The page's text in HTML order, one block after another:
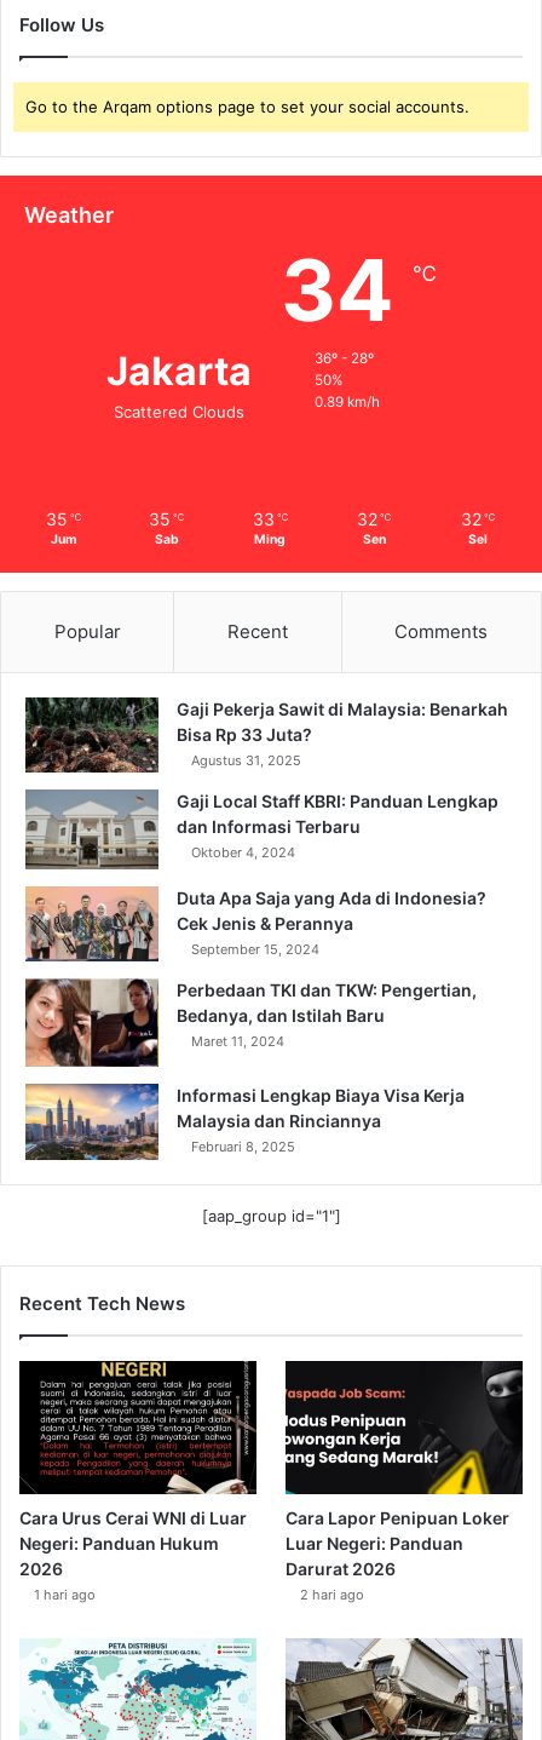
Follow Us
Go to the Arqam options page to set your social accounts.
Weather
Jakarta
Scattered Clouds
34 ℃
36º - 28º
50%
0.89 km/h
35 ℃
Jum
35 ℃
Sab
33 ℃
Ming
32 ℃
Sen
32 ℃
Sel
Popular Recent Comments
Gaji Pekerja Sawit di Malaysia: Benarkah
Bisa Rp 33 Juta?
Agustus 31, 2025
Gaji Local Staff KBRI: Panduan Lengkap
dan Informasi Terbaru
Oktober 4, 2024
Duta Apa Saja yang Ada di Indonesia?
Cek Jenis & Perannya
September 15, 2024
Perbedaan TKI dan TKW: Pengertian,
Bedanya, dan Istilah Baru
Maret 11, 2024
Informasi Lengkap Biaya Visa Kerja
Malaysia dan Rinciannya
Februari 8, 2025
[aap_group id="1"]
Recent Tech News
Cara Urus Cerai WNI di Luar
Negeri: Panduan Hukum
2026
1 hari ago
Cara Lapor Penipuan Loker
Luar Negeri: Panduan
Darurat 2026
2 hari ago